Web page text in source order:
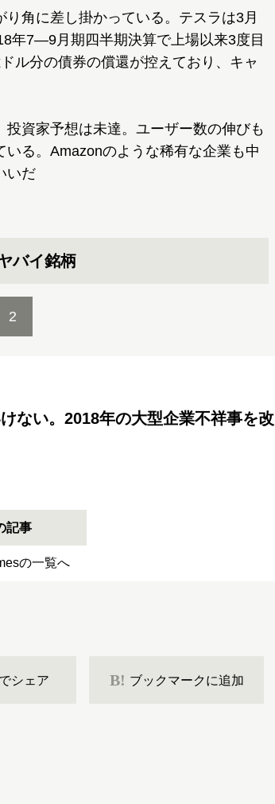
角に差し掛かっている。テスラは3月
年7―9月期四半期決算で上場以来3度目
ル分の債券の償還が控えており、キャ
資家予想は未達。ユーザー数の伸びも
る。Amazonのような稀有な企業も中
いだ
バイ銘柄
2
ない。2018年の大型企業不祥事を改
記事
の一覧へ
シェア B! ブックマークに追加